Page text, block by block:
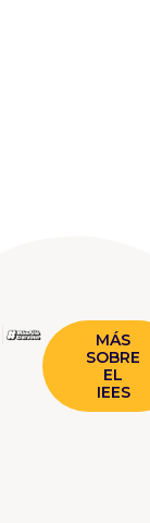
MÁS
SOBRE
EL
IEES